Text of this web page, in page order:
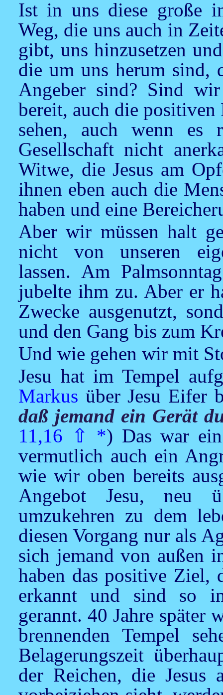
Ist in uns diese große
Weg, die uns auch in
gibt, uns hinzusetzen
die um uns herum sind,
Angeber sind? Sind
bereit, auch die positiven
sehen, auch wenn es
Gesellschaft nicht
Witwe, dieJesus am
ihnen eben auch die
haben und eine
Aber wir müssen halt
nicht von unseren
lassen. Am
jubelte ihm zu. Aber er
Zwecke ausgenutzt,
und den Gang bis zum
Und wie gehen wir mit
Jesu hat im Tempel
Markus überJesu Eifer
daß jemand ein Gerät
11,16
⇧ *) Das war
vermutlich auch ein
wie wir oben bereits
Angebot Jesu, neu
umzukehren zu dem
diesen Vorgang nur als
sich jemand von außen
haben das positive Ziel,
erkannt und sind so
gerannt. 40 Jahre später
brennenden Tempel
Belagerungszeit
der Reichen, die Jesus